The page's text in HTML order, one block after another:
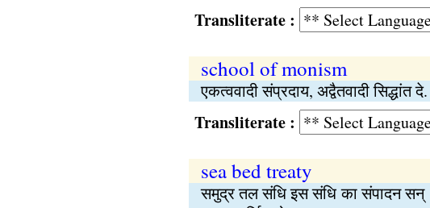
Transliterate :
school of monism
एकत्ववादी संप्रदाय, अद्वैतवादी
Transliterate :
sea bed treaty
समुद्र तल संधि इस संधि का संपादन सन्